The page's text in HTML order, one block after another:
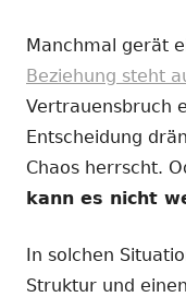
Manchmal gerät
Beziehung steht
Vertrauensbruch
Entscheidung
Chaos herrscht.
kann es nicht
In solchen
Struktur und